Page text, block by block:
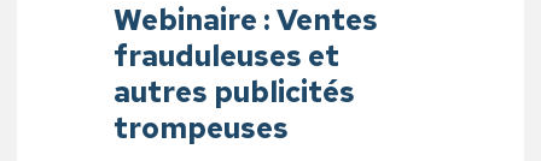
Webinaire : Ventes
frauduleuses et
autres publicités
trompeuses